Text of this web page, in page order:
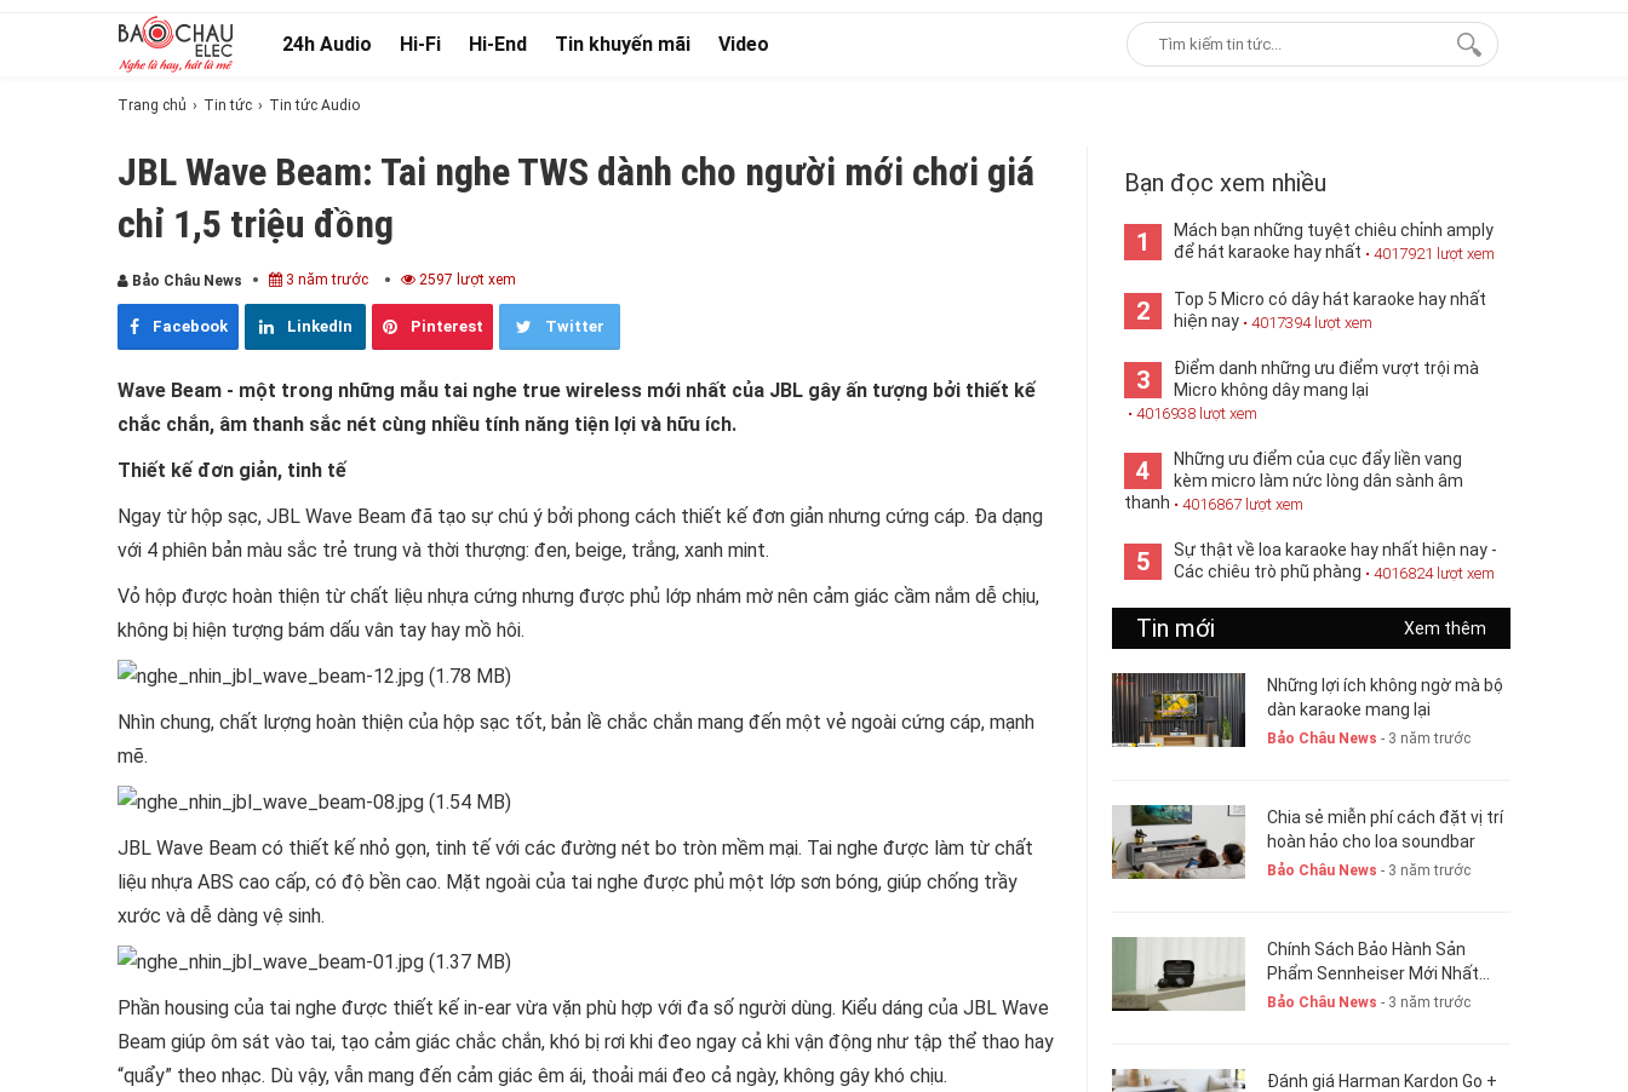
24h Audio Hi-Fi Hi-End Tin khuyến mãi Video
Trang chủ Tin tức Tin tức Audio
JBL Wave Beam: Tai nghe TWS dành cho người mới chơi giá
chỉ 1,5 triệu đồng
Bảo Châu News 3 năm trước 2597 lượt xem
Facebook LinkedIn Pinterest Twitter
Wave Beam - một trong những mẫu tai nghe true wireless mới nhất của JBL gây ấn tượng bởi thiết kế
chắc chắn, âm thanh sắc nét cùng nhiều tính năng tiện lợi và hữu ích.
Thiết kế đơn giản, tinh tế
Ngay từ hộp sạc, JBL Wave Beam đã tạo sự chú ý bởi phong cách thiết kế đơn giản nhưng cứng cáp. Đa dạng
với 4 phiên bản màu sắc trẻ trung và thời thượng: đen, beige, trắng, xanh mint.
Vỏ hộp được hoàn thiện từ chất liệu nhựa cứng nhưng được phủ lớp nhám mờ nên cảm giác cầm nắm dễ chịu,
không bị hiện tượng bám dấu vân tay hay mồ hôi.
Nhìn chung, chất lượng hoàn thiện của hộp sạc tốt, bản lề chắc chắn mang đến một vẻ ngoài cứng cáp, mạnh
mẽ.
JBL Wave Beam có thiết kế nhỏ gọn, tinh tế với các đường nét bo tròn mềm mại. Tai nghe được làm từ chất
liệu nhựa ABS cao cấp, có độ bền cao. Mặt ngoài của tai nghe được phủ một lớp sơn bóng, giúp chống trầy
xước và dễ dàng vệ sinh.
Phần housing của tai nghe được thiết kế in-ear vừa vặn phù hợp với đa số người dùng. Kiểu dáng của JBL Wave
Beam giúp ôm sát vào tai, tạo cảm giác chắc chắn, khó bị rơi khi đeo ngay cả khi vận động như tập thể thao hay
“quẩy” theo nhạc. Dù vậy, vẫn mang đến cảm giác êm ái, thoải mái đeo cả ngày, không gây khó chịu.
Bạn đọc xem nhiều
1
Mách bạn những tuyệt chiêu chỉnh amply
để hát karaoke hay nhất • 4017921 lượt xem
2
Top 5 Micro có dây hát karaoke hay nhất
hiện nay • 4017394 lượt xem
3
Điểm danh những ưu điểm vượt trội mà
Micro không dây mang lại
• 4016938 lượt xem
4
Những ưu điểm của cục đẩy liền vang
kèm micro làm nức lòng dân sành âm
thanh • 4016867 lượt xem
5
Sự thật về loa karaoke hay nhất hiện nay -
Các chiêu trò phũ phàng • 4016824 lượt xem
Tin mới Xem thêm
Những lợi ích không ngờ mà bộ
dàn karaoke mang lại
Bảo Châu News - 3 năm trước
Chia sẻ miễn phí cách đặt vị trí
hoàn hảo cho loa soundbar
Bảo Châu News - 3 năm trước
Chính Sách Bảo Hành Sản
Phẩm Sennheiser Mới Nhất
Hiện Nay. New 2023
Bảo Châu News - 3 năm trước
Đánh giá Harman Kardon Go +